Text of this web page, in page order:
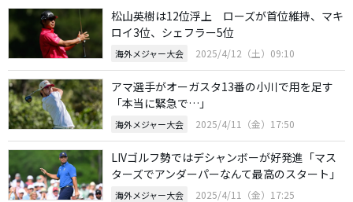
松山英樹は12位浮上 ローズが首位維持、マキ
ロイ3位、シェフラー5位
海外メジャー大会 2025/4/12（土）09:10
アマ選手がオーガスタ13番の小川で用を足す
「本当に緊急で…」
海外メジャー大会 2025/4/11（金）17:50
LIVゴルフ勢ではデシャンボーが好発進「マス
ターズでアンダーパーなんて最高のスタート」
海外メジャー大会 2025/4/11（金）17:25